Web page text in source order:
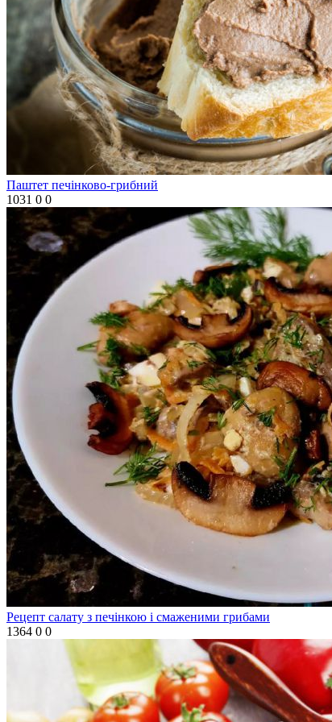
Паштет печінково-грибний
1031 0 0
Рецепт салату з печінкою і смаженими грибами
1364 0 0